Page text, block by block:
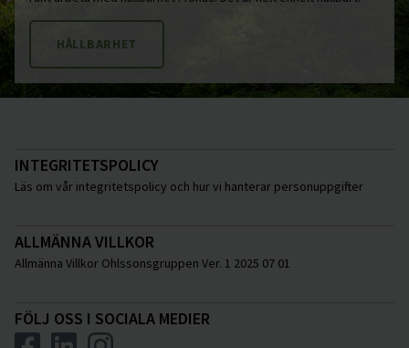
HÅLLBARHET
INTEGRITETSPOLICY
Läs om vår integritetspolicy och hur vi hanterar personuppgifter
ALLMÄNNA VILLKOR
Allmänna Villkor Ohlssonsgruppen Ver. 1 2025 07 01
FÖLJ OSS I SOCIALA MEDIER